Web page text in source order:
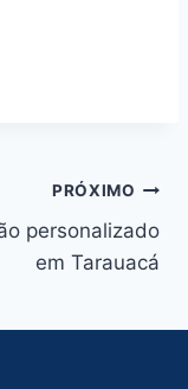
PRÓXIMO
personalizado
em Tarauacá